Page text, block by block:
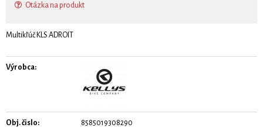
Otázka na produkt
Multikľúč KLS ADROIT
Výrobca:
Obj. čislo: 8585019308290